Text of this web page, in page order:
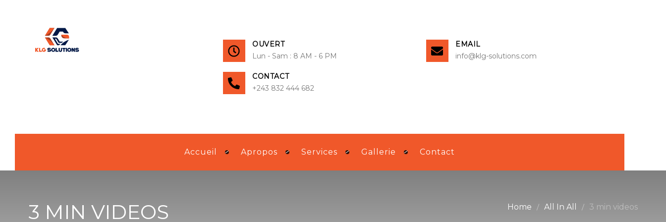
OUVERT
Lun - Sam : 8 AM - 6 PM
EMAIL
info@klg-solutions.com
CONTACT
+243 832 444 682
Accueil Apropos Services Gallerie Contact
3 MIN VIDEOS Home All In All 3 min videos